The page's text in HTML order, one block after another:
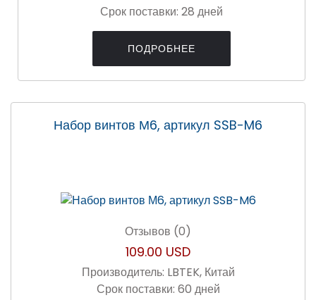
Срок поставки: 28 дней
ПОДРОБНЕЕ
Набор винтов М6, артикул SSB-M6
Отзывов (0)
109.00 USD
Производитель: LBTEK, Китай
Срок поставки: 60 дней